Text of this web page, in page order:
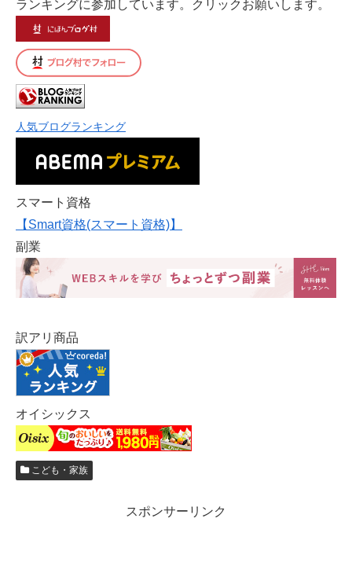
ランキングに参加しています。クリックお願いします。
人気ブログランキング
スマート資格
【Smart資格(スマート資格)】
副業
訳アリ商品
オイシックス
こども・家族
スポンサーリンク